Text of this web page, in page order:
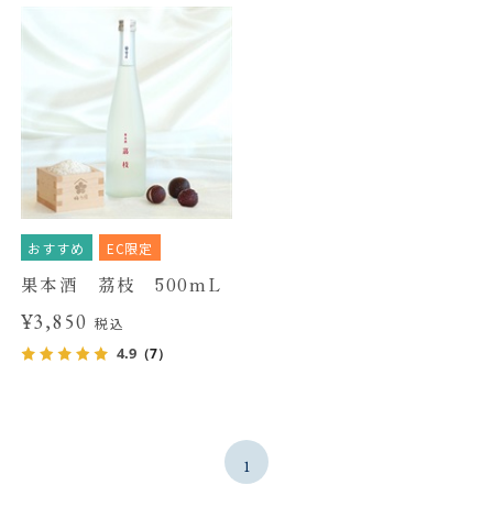
おすすめ EC限定
果本酒 茘枝 500mL
¥3,850税込
4.9（7）
1